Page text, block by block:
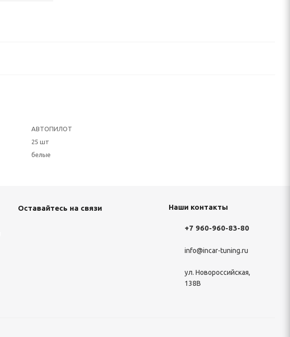
АВТОПИЛОТ
25 шт
белые
Оставайтесь на связи Наши контакты
+7 960-960-83-80
info@incar-tuning.ru
ул. Новороссийская,
138В